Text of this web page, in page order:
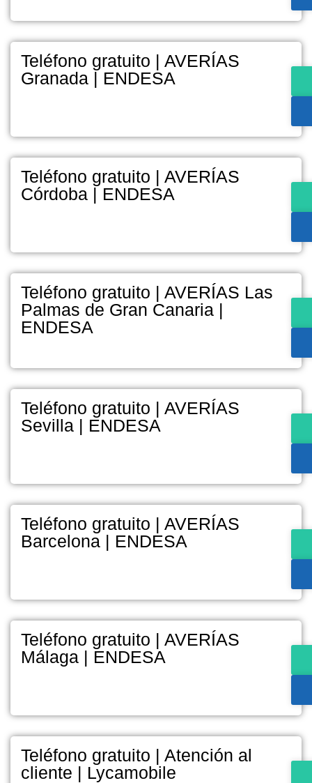
Teléfono gratuito | AVERÍAS
Granada | ENDESA
Teléfono gratuito | AVERÍAS
Córdoba | ENDESA
Teléfono gratuito | AVERÍAS Las
Palmas de Gran Canaria |
ENDESA
Teléfono gratuito | AVERÍAS
Sevilla | ENDESA
Teléfono gratuito | AVERÍAS
Barcelona | ENDESA
Teléfono gratuito | AVERÍAS
Málaga | ENDESA
Teléfono gratuito | Atención al
cliente | Lycamobile